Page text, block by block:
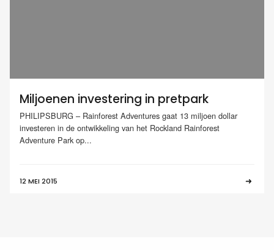
Miljoenen investering in pretpark
PHILIPSBURG – Rainforest Adventures gaat 13 miljoen dollar
investeren in de ontwikkeling van het Rockland Rainforest
Adventure Park op...
12 MEI 2015